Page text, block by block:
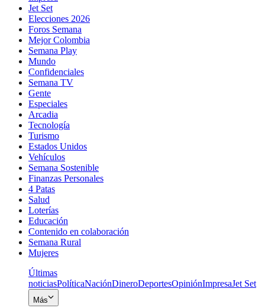
Jet Set
Elecciones 2026
Foros Semana
Mejor Colombia
Semana Play
Mundo
Confidenciales
Semana TV
Gente
Especiales
Arcadia
Tecnología
Turismo
Estados Unidos
Vehículos
Semana Sostenible
Finanzas Personales
4 Patas
Salud
Loterías
Educación
Contenido en colaboración
Semana Rural
Mujeres
Últimas
noticiasPolíticaNaciónDineroDeportesOpiniónImpresaJet Set
Más